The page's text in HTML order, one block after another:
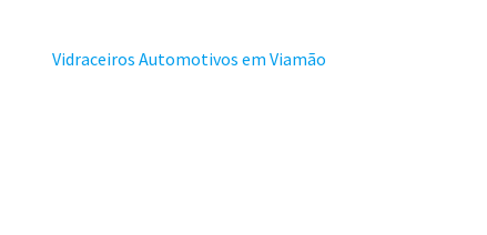
Vidraceiros Automotivos em Viamão